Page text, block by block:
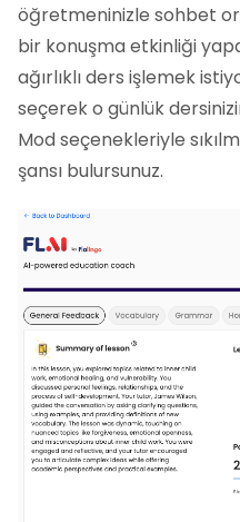
öğretmeninizle sohbet
bir konuşma etkinliği
ağırlıklı ders işlemek
seçerek o günlük
Mod seçenekleriyle
şansı bulursunuz.